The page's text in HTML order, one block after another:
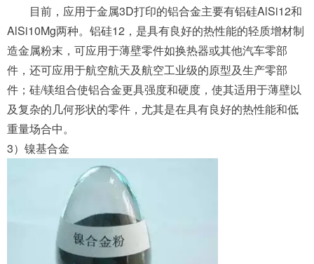
目前，应用于金属3D打印的铝合金主要有铝硅AlSi12和
AlSi10Mg两种。铝硅12，是具有良好的热性能的轻质增材制
造金属粉末，可应用于薄壁零件如换热器或其他汽车零部
件，还可应用于航空航天及航空工业级的原型及生产零部
件；硅/镁组合使铝合金更具强度和硬度，使其适用于薄壁以
及复杂的几何形状的零件，尤其是在具有良好的热性能和低
重量场合中。
3）镍基合金